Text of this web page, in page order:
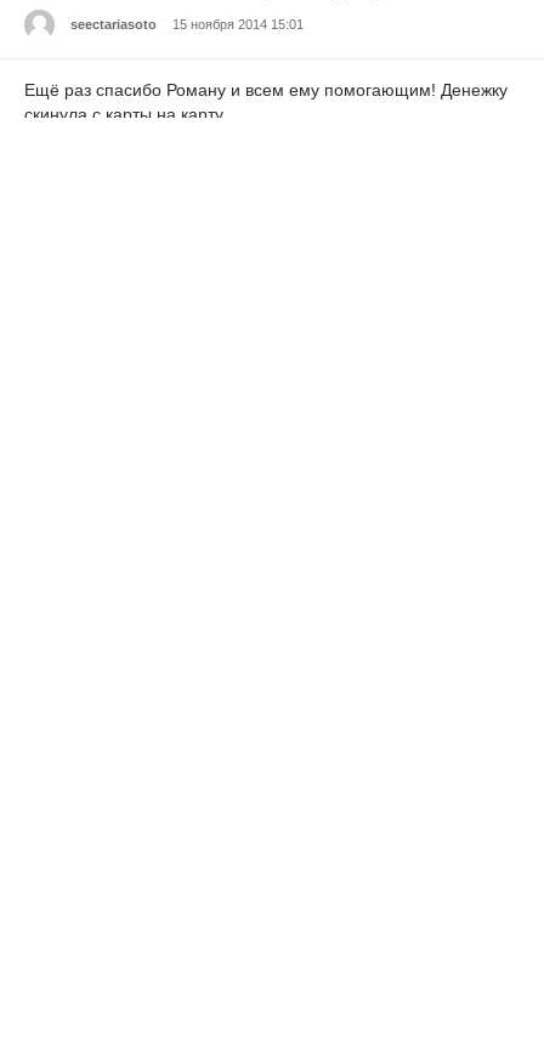
seectariasoto 15 ноября 2014 15:01
Ещё раз спасибо Роману и всем ему помогающим! Денежку
скинула с карты на карту.